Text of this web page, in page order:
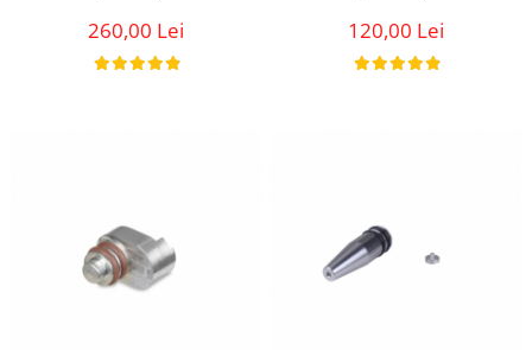
260,00 Lei 120,00 Lei